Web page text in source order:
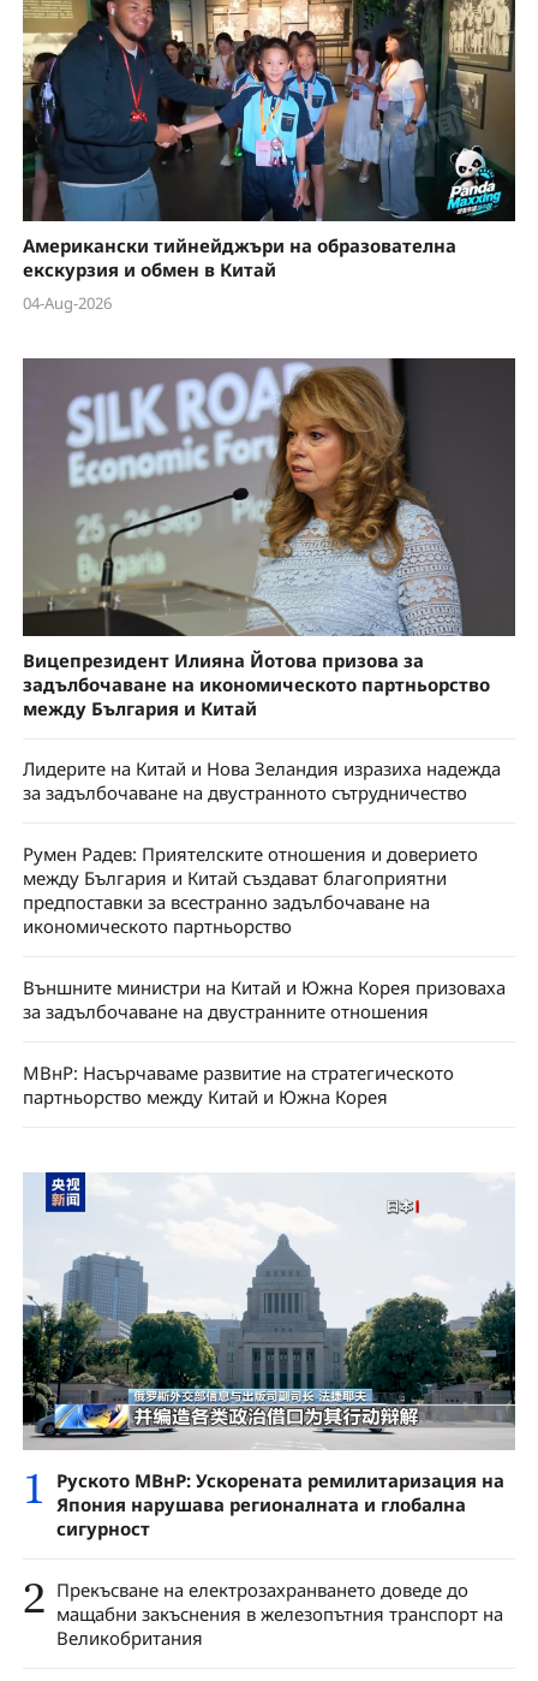
Американски тийнейджъри на образователна
екскурзия и обмен в Китай
04-Aug-2026
Вицепрезидент Илияна Йотова призова за
задълбочаване на икономическото партньорство
между България и Китай
Лидерите на Китай и Нова Зеландия изразиха надежда
за задълбочаване на двустранното сътрудничество
Румен Радев: Приятелските отношения и доверието
между България и Китай създават благоприятни
предпоставки за всестранно задълбочаване на
икономическото партньорство
Външните министри на Китай и Южна Корея призоваха
за задълбочаване на двустранните отношения
МВнР: Насърчаваме развитие на стратегическото
партньорство между Китай и Южна Корея
1
Руското МВнР: Ускорената ремилитаризация на
Япония нарушава регионалната и глобална
сигурност
2 Прекъсване на електрозахранването доведе до
мащабни закъснения в железопътния транспорт на
Великобритания